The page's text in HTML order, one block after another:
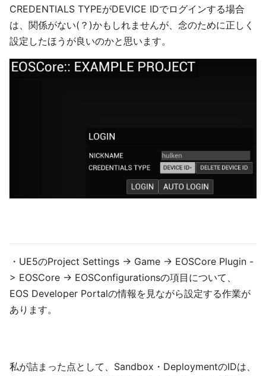
CREDENTIALS TYPEがDEVICE IDでログインする場合
は、関係がない(？)かもしれませんが、念のために正しく
設定したほうが良いのかと思います。
・UE5のProject Settings -> Game -> EOSCore Plugin -
> EOSCore -> EOSConfigurationsの項目について、
EOS Developer Portalの情報を見ながら設定する作業が
あります。
私が詰まった点として、Sandbox・DeploymentのIDは、